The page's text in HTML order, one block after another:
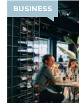
BUSINESS